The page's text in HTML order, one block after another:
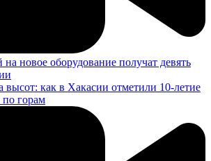
новое оборудование получат девять
высот: как в Хакасии отметили 10-летие
по горам